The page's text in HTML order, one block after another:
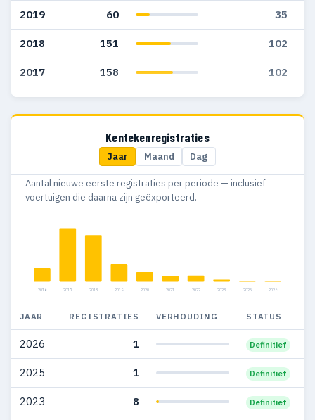
2019 60 35
2018 151 102
2017 158 102
2016 79 74
128
2013 87
2008 93 40
2007 106 58
2006 118 71
Kentekenregistraties
Jaar Maand Dag
Aantal nieuwe eerste registraties per periode — inclusief
voertuigen die daarna zijn geëxporteerd.
2016 2017 2018 2019 2020 2021 2022 2023 2025 2026
JAAR REGISTRATIES VERHOUDING STATUS
2026 1 Definitief
2025 1 Definitief
2023 8 Definitief